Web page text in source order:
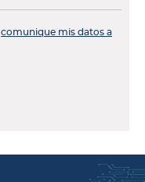
comunique mis datos a